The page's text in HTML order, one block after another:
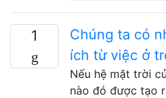
1
Chúng ta có
ích từ việc ở
Nếu hệ mặt trời
nào đó được tạo